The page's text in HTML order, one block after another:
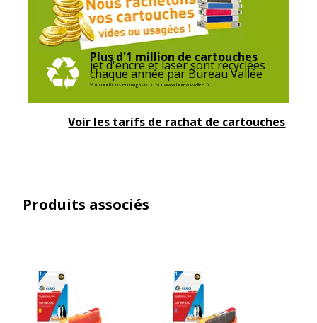
TS8351,TS8352, TS8352a,TS9150
TS9155,TS9550, TS9551C
Consommables
inclus
Pack de 1
Etat du produit Produit Neuf
Garantie commerciale
Plus d'1 million de cartouches
jet d'encre et laser sont recyclées
chaque année par Bureau Vallée
Voir conditions en magasin ou sur www.bureau-vallee.fr
Voir les tarifs de rachat de cartouches
Produits associés